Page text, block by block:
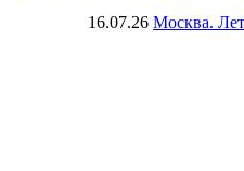
16.07.26 Москва.